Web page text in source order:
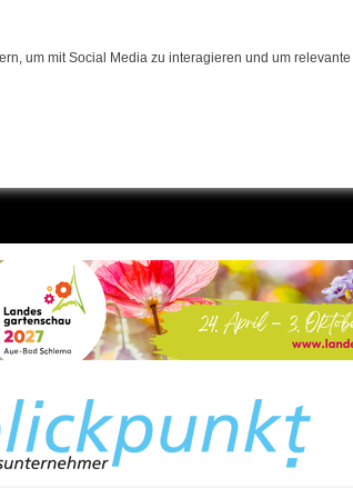
um mit Social Media zu interagieren und um